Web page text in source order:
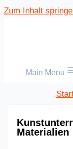
Zum Inhalt
Main Menu
Materialien